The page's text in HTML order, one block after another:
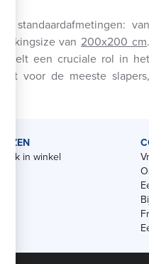
standaardafmetingen: van
kingsize van 200x200 cm.
een cruciale rol in
voor de meeste slapers,
in winkel